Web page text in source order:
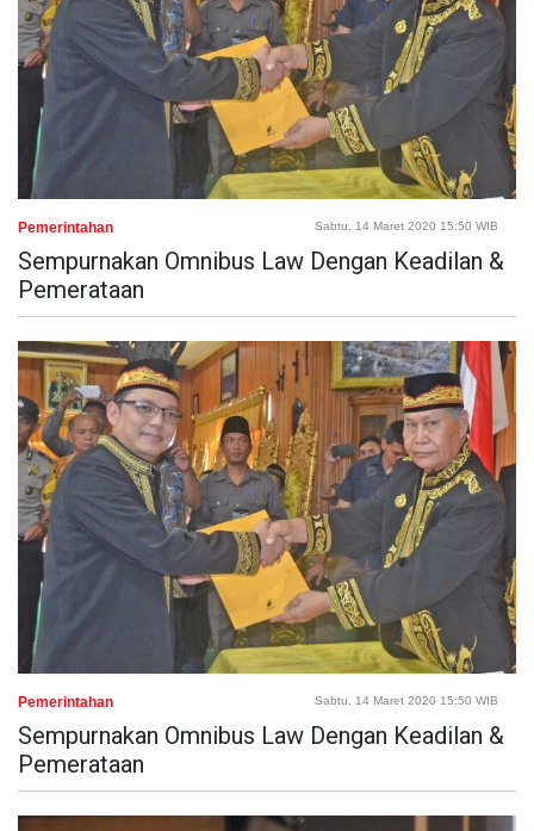
Pemerintahan Sabtu, 14 Maret 2020 15:50 WIB
Sempurnakan Omnibus Law Dengan Keadilan &
Pemerataan
Pemerintahan Sabtu, 14 Maret 2020 15:50 WIB
Sempurnakan Omnibus Law Dengan Keadilan &
Pemerataan